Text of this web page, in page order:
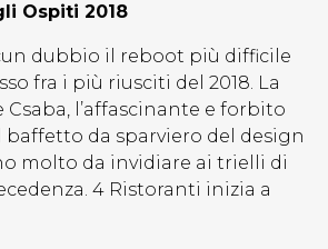
Ospiti 2018
dubbio il reboot più difficile
fra i più riusciti del 2018. La
l’affascinante e forbito
baffetto da sparviero del design
molto da invidiare ai trielli di
4 Ristoranti inizia a